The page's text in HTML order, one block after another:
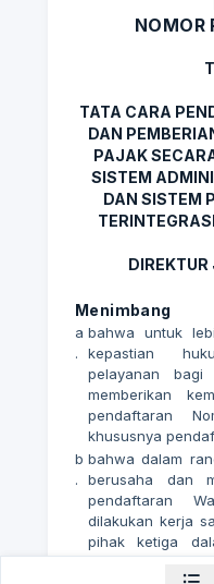
NOMOR
TATA CARA
DAN
PAJAK
SISTEM
DAN SISTEM
Menimbang
a
.
bahwa untuk
kepastian
pelayanan
memberikan
pendaftaran
khususnya
b
.
bahwa dalam
berusaha dan
pendaftaran
dilakukan kerja
pihak ketiga
sistem